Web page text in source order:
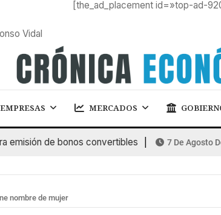
[the_ad_placement id=»top-ad-
Vidal
EMPRESAS MERCADOS
de bonos convertibles 7 De Agosto De
nombre de mujer